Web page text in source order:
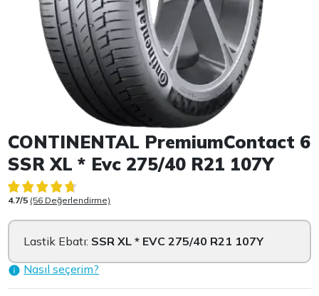
Item 1 of 1
CONTINENTAL PremiumContact 6
SSR XL * Evc 275/40 R21 107Y
4.7/5 (56 Değerlendirme)
Lastik Ebatı: SSR XL * EVC 275/40 R21 107Y
Nasıl seçerim?